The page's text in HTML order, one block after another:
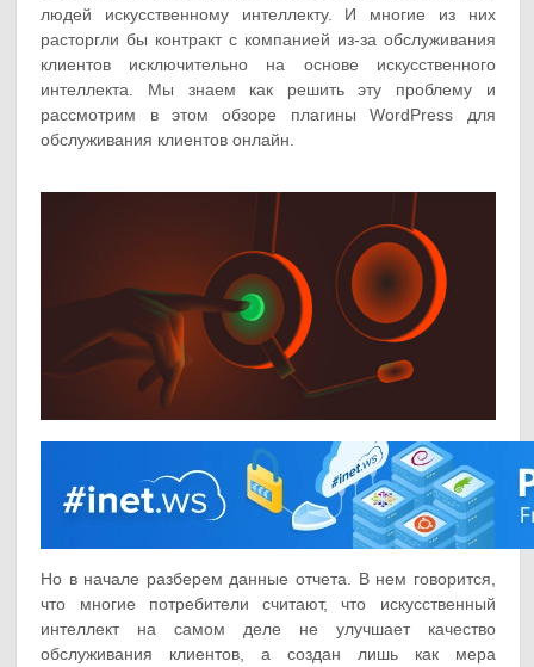
людей искусственному интеллекту. И многие из них
расторгли бы контракт с компанией из-за обслуживания
клиентов исключительно на основе искусственного
интеллекта. Мы знаем как решить эту проблему и
рассмотрим в этом обзоре плагины WordPress для
обслуживания клиентов онлайн.
Но в начале разберем данные отчета. В нем говорится,
что многие потребители считают, что искусственный
интеллект на самом деле не улучшает качество
обслуживания клиентов, а создан лишь как мера